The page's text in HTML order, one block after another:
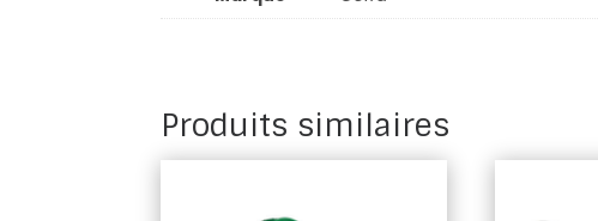
Produits similaires